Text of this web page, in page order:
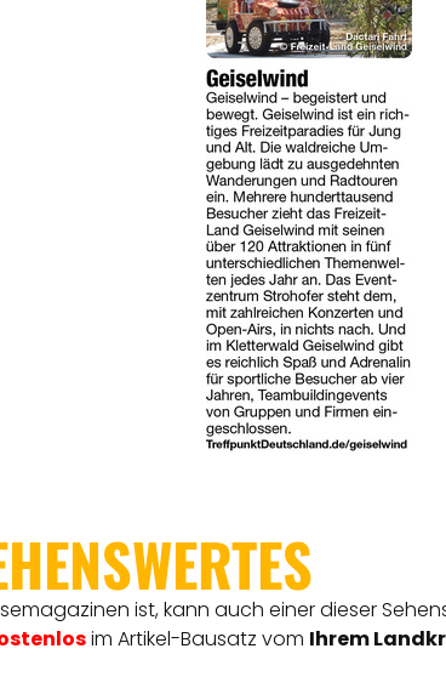
ist, kann auch einer dieser
im Artikel-Bausatz vom Ihrem